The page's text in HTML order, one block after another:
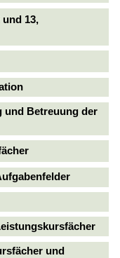
13,
und Betreuung der
und